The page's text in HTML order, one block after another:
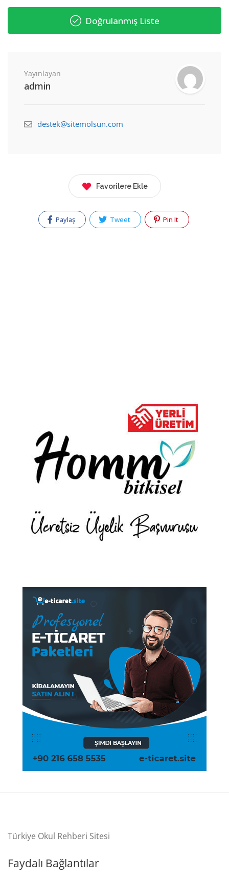
Doğrulanmış Liste
Yayınlayan
admin
destek@sitemolsun.com
Favorilere Ekle
Paylaş Tweet Pin It
Türkiye Okul Rehberi Sitesi
Faydalı Bağlantılar